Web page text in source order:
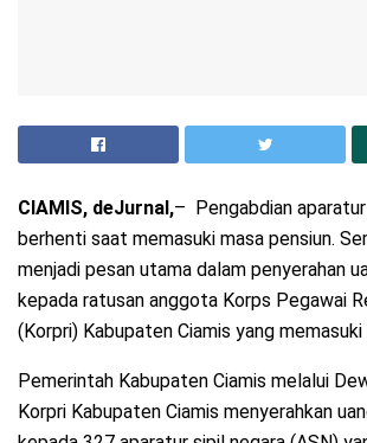
CIAMIS, deJurnal,– Pengabdian
berhenti saat memasuki masa pensiun.
menjadi pesan utama dalam penyerahan
kepada ratusan anggota Korps Pegawai
(Korpri) Kabupaten Ciamis yang
Pemerintah Kabupaten Ciamis melalui
Korpri Kabupaten Ciamis menyerahkan